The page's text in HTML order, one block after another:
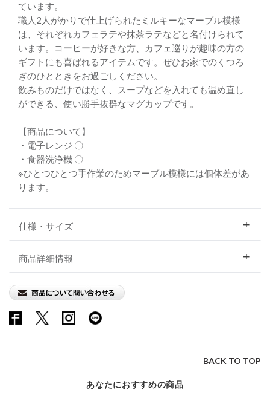
ています。
職人2人がかりで仕上げられたミルキーなマーブル模様
は、それぞれカフェラテや抹茶ラテなどと名付けられて
います。コーヒーが好きな方、カフェ巡りが趣味の方の
ギフトにも喜ばれるアイテムです。ぜひお家でのくつろ
ぎのひとときをお過ごしください。
飲みものだけではなく、スープなどを入れても温め直し
ができる、使い勝手抜群なマグカップです。
【商品について】
・電子レンジ 〇
・食器洗浄機 〇
※ひとつひとつ手作業のためマーブル模様には個体差があ
ります。
仕様・サイズ
商品詳細情報
BACK TO TOP
あなたにおすすめの商品